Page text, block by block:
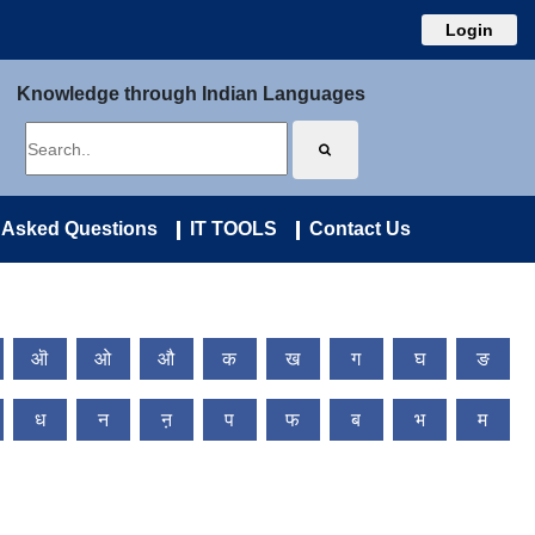
Login
Knowledge through Indian Languages
Questions IT TOOLS Contact Us
ऒ ओ औ क ख ग घ ङ
ध न ऩ प फ ब भ म